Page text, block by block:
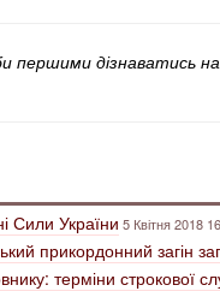
першими дізнаватись
Сили України 5 Квітня 2018
прикордонний загін
терміни строкової